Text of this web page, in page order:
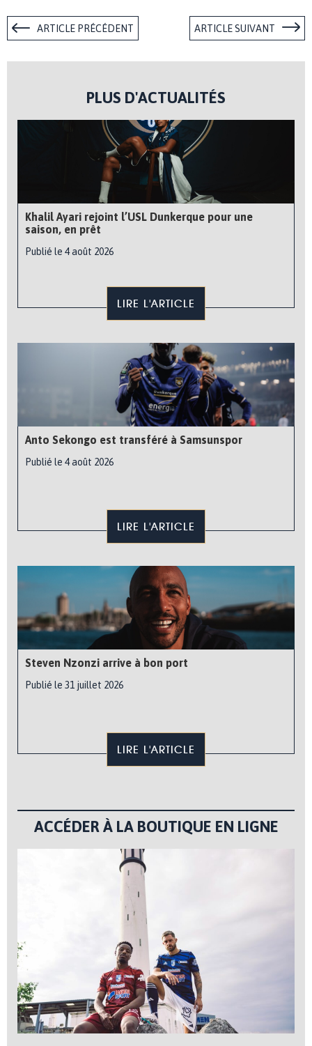
ARTICLE PRÉCÉDENT ARTICLE SUIVANT
PLUS D'ACTUALITÉS
Khalil Ayari rejoint l’USL Dunkerque pour une
saison, en prêt
Publié le 4 août 2026
LIRE L'ARTICLE
Anto Sekongo est transféré à Samsunspor
Publié le 4 août 2026
LIRE L'ARTICLE
Steven Nzonzi arrive à bon port
Publié le 31 juillet 2026
LIRE L'ARTICLE
ACCÉDER À LA BOUTIQUE EN LIGNE